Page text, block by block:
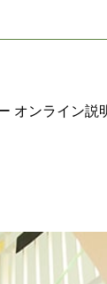
オンライン説